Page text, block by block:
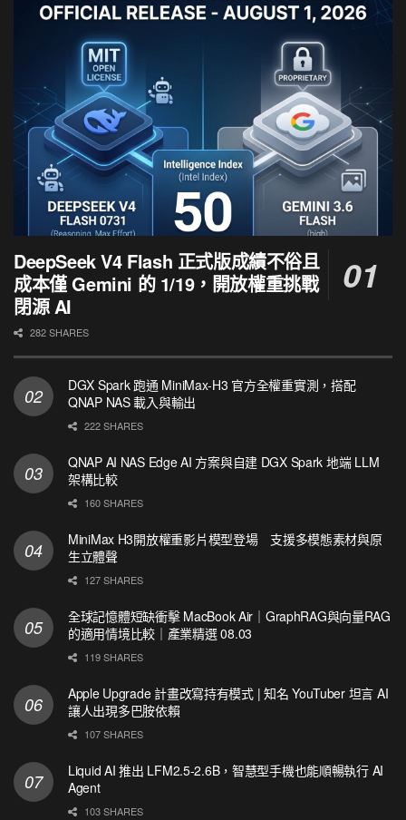
DeepSeek V4 Flash 正式版成績不俗且
成本僅 Gemini 的 1/19，開放權重挑戰
閉源 AI
282 SHARES
DGX Spark 跑通 MiniMax-H3 官方全權重實測，搭配
QNAP NAS 載入與輸出
222 SHARES
QNAP AI NAS Edge AI 方案與自建 DGX Spark 地端 LLM
架構比較
160 SHARES
MiniMax H3開放權重影片模型登場 支援多模態素材與原
生立體聲
127 SHARES
全球記憶體短缺衝擊 MacBook Air｜GraphRAG與向量RAG
的適用情境比較｜產業精選 08.03
119 SHARES
Apple Upgrade 計畫改寫持有模式 | 知名 YouTuber 坦言 AI
讓人出現多巴胺依賴
107 SHARES
Liquid AI 推出 LFM2.5-2.6B，智慧型手機也能順暢執行 AI
Agent
103 SHARES